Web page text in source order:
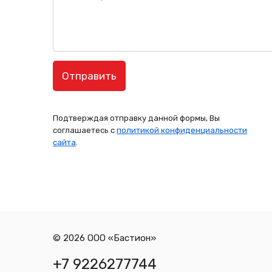
Подтверждая отправку данной формы, Вы
соглашаетесь с политикой конфиденциальности
сайта
© 2026 ООО «Бастион»
+7 9226277744